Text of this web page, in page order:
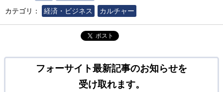
カテゴリ：
経済・ビジネス カルチャー
ポスト
フォーサイト最新記事のお知らせを
受け取れます。